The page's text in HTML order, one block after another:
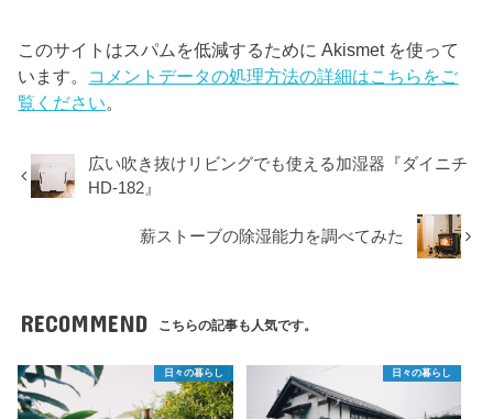
このサイトはスパムを低減するために Akismet を使って
います。 コメントデータの処理方法の詳細はこちらをご
覧ください。
広い吹き抜けリビングでも使える加湿器『ダイニチ
HD-182』
薪ストーブの除湿能力を調べてみた
RECOMMEND こちらの記事も人気です。
日々の暮らし 日々の暮らし